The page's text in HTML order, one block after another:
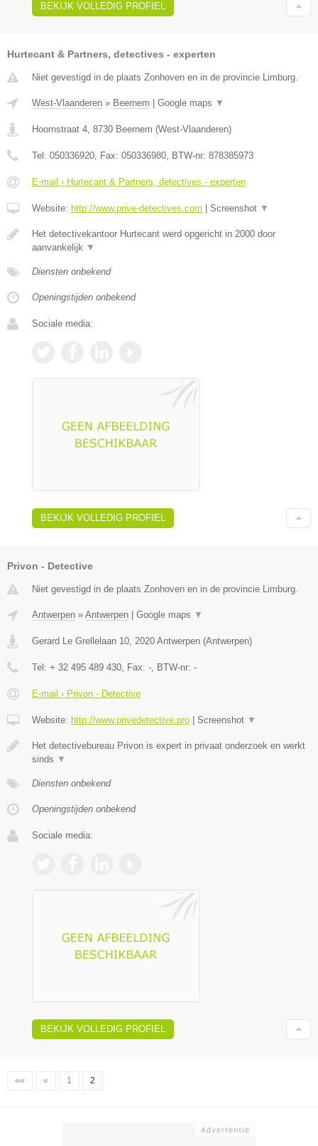
BEKIJK VOLLEDIG PROFIEL
Hurtecant & Partners, detectives - experten
Niet gevestigd in de plaats Zonhoven en in de provincie Limburg.
West-Vlaanderen » Beernem Google maps ▼
Hoornstraat 4, 8730 Beernem (West-Vlaanderen)
Tel: 050336920, Fax: 050336980, BTW-nr: 878385973
E-mail › Hurtecant & Partners, detectives - experten
Website: http://www.prive-detectives.com Screenshot ▼
Het detectivekantoor Hurtecant werd opgericht in 2000 door
aanvankelijk ▼
Diensten onbekend
Openingstijden onbekend
Sociale media:
BEKIJK VOLLEDIG PROFIEL
Privon - Detective
Niet gevestigd in de plaats Zonhoven en in de provincie Limburg.
Antwerpen » Antwerpen Google maps ▼
Gerard Le Grellelaan 10 2020 Antwerpen (Antwerpen)
Tel: + 32 495 489 430 , Fax: - , BTW-nr: -
E-mail › Privon - Detective
Website: http://www.privedetective.pro Screenshot ▼
Het detectivebureau Privon is expert in privaat onderzoek en werkt
sinds ▼
Diensten onbekend
Openingstijden onbekend
Sociale media:
BEKIJK VOLLEDIG PROFIEL
«« « 1 2